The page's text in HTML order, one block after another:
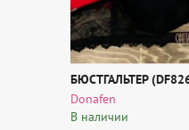
БЮСТГАЛЬТЕР
Donafen
В наличии